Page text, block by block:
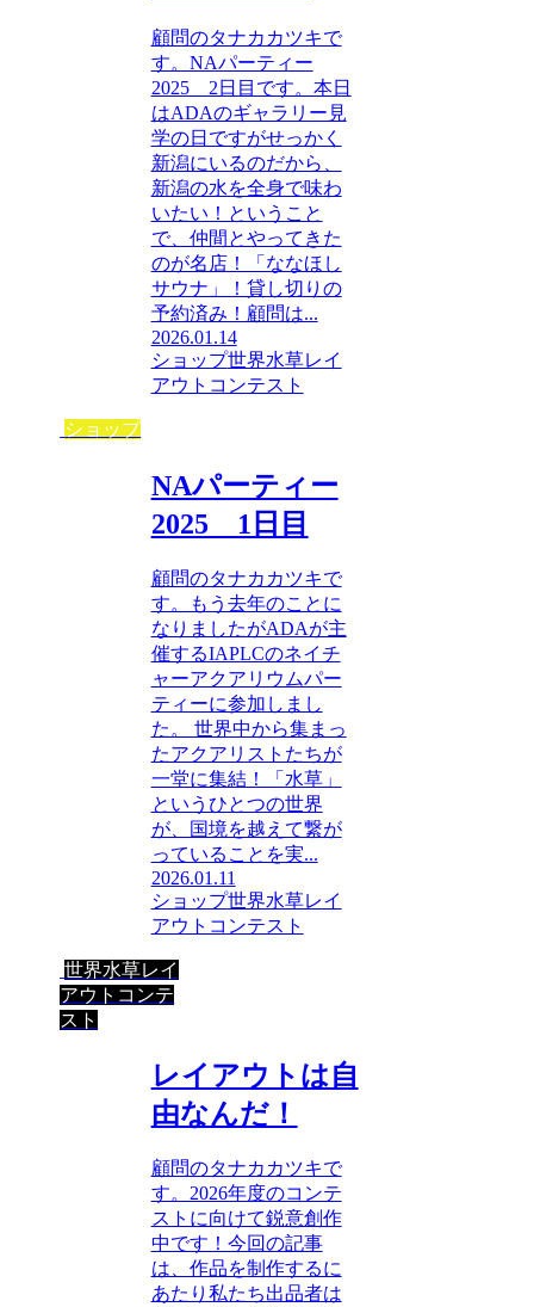
顧問のタナカカツキで
す。NAパーティー
2025 2日目です。本日
はADAのギャラリー見
学の日ですがせっかく
新潟にいるのだから、
新潟の水を全身で味わ
いたい！ということ
で、仲間とやってきた
のが名店！「ななほし
サウナ」！貸し切りの
予約済み！顧問は...
2026.01.14
ショップ世界水草レイ
アウトコンテスト
ショップ
NAパーティー
2025 1日目
顧問のタナカカツキで
す。もう去年のことに
なりましたがADAが主
催するIAPLCのネイチ
ャーアクアリウムパー
ティーに参加しまし
た。 世界中から集まっ
たアクアリストたちが
一堂に集結！「水草」
というひとつの世界
が、国境を越えて繋が
っていることを実...
2026.01.11
ショップ世界水草レイ
アウトコンテスト
世界水草レイ
アウトコンテ
スト
レイアウトは自
由なんだ！
顧問のタナカカツキで
す。2026年度のコンテ
ストに向けて鋭意創作
中です！今回の記事
は、作品を制作するに
あたり私たち出品者は